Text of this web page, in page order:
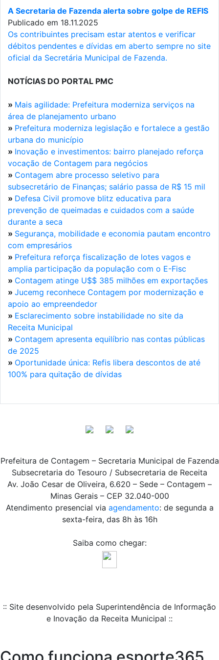
A Secretaria de Fazenda alerta sobre golpe de REFIS
Publicado em 18.11.2025
Os contribuintes precisam estar atentos e verificar
débitos pendentes e dívidas em aberto sempre no site
oficial da Secretária Municipal de Fazenda.
NOTÍCIAS DO PORTAL PMC
» Mais agilidade: Prefeitura moderniza serviços na
área de planejamento urbano
» Prefeitura moderniza legislação e fortalece a gestão
urbana do município
» Inovação e investimentos: bairro planejado reforça
vocação de Contagem para negócios
» Contagem abre processo seletivo para
subsecretário de Finanças; salário passa de R$ 15 mil
» Defesa Civil promove blitz educativa para
prevenção de queimadas e cuidados com a saúde
durante a seca
» Segurança, mobilidade e economia pautam encontro
com empresários
» Prefeitura reforça fiscalização de lotes vagos e
amplia participação da população com o E-Fisc
» Contagem atinge U$$ 385 milhões em exportações
» Jucemg reconhece Contagem por modernização e
apoio ao empreendedor
» Esclarecimento sobre instabilidade no site da
Receita Municipal
» Contagem apresenta equilíbrio nas contas públicas
de 2025
» Oportunidade única: Refis libera descontos de até
100% para quitação de dívidas
Prefeitura de Contagem – Secretaria Municipal de Fazenda
Subsecretaria do Tesouro / Subsecretaria de Receita
Av. João Cesar de Oliveira, 6.620 – Sede – Contagem –
Minas Gerais – CEP 32.040-000
Atendimento presencial via agendamento: de segunda a
sexta-feira, das 8h às 16h
Saiba como chegar:
:: Site desenvolvido pela Superintendência de Informação
e Inovação da Receita Municipal ::